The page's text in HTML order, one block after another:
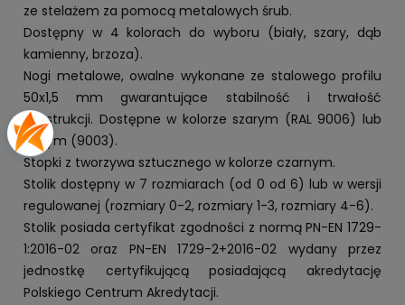
ze stelażem za pomocą metalowych śrub.
Dostępny w 4 kolorach do wyboru (biały, szary, dąb
kamienny, brzoza).
Nogi metalowe, owalne wykonane ze stalowego profilu
50x1,5 mm gwarantujące stabilność i trwałość
konstrukcji. Dostępne w kolorze szarym (RAL 9006) lub
białym (9003).
Stopki z tworzywa sztucznego w kolorze czarnym.
Stolik dostępny w 7 rozmiarach (od 0 od 6) lub w wersji
regulowanej (rozmiary 0-2, rozmiary 1-3, rozmiary 4-6).
Stolik posiada certyfikat zgodności z normą PN-EN 1729-
1:2016-02 oraz PN-EN 1729-2+2016-02 wydany przez
jednostkę certyfikującą posiadającą akredytację
Polskiego Centrum Akredytacji.